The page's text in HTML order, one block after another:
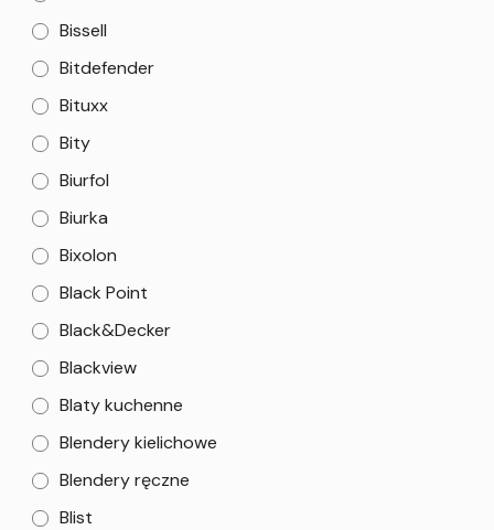
Bissell
Bitdefender
Bituxx
Bity
Biurfol
Biurka
Bixolon
Black Point
Black&Decker
Blackview
Blaty kuchenne
Blendery kielichowe
Blendery ręczne
Blist